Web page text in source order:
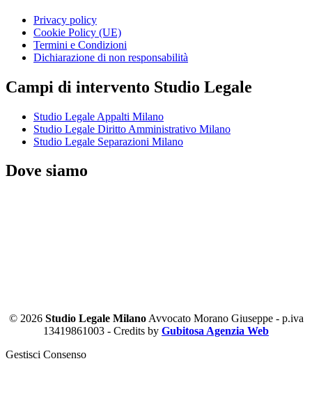
Privacy policy
Cookie Policy (UE)
Termini e Condizioni
Dichiarazione di non responsabilità
Campi di intervento Studio Legale
Studio Legale Appalti Milano
Studio Legale Diritto Amministrativo Milano
Studio Legale Separazioni Milano
Dove siamo
© 2026 Studio Legale MilanoAvvocato Morano Giuseppe - p.iva
13419861003 - Credits by Gubitosa Agenzia Web
Gestisci Consenso